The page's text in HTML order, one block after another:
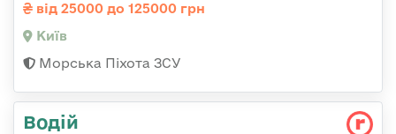
від 25000 до 125000 грн
Київ
Морська Піхота ЗСУ
Водій